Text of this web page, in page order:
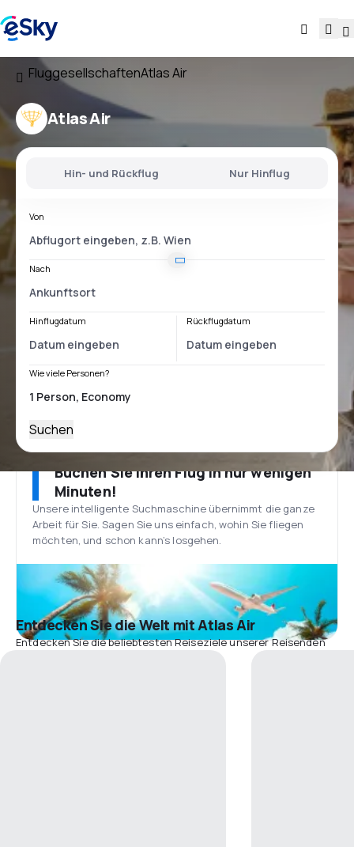
FluggesellschaftenAtlas Air
Atlas Air
Hin- und Rückflug Nur Hinflug
Von
Nach
Hinflugdatum Rückflugdatum
Wie viele Personen?
Suchen
Buchen Sie Ihren Flug in nur wenigen
Minuten!
Unsere intelligente Suchmaschine übernimmt die ganze
Arbeit für Sie. Sagen Sie uns einfach, wohin Sie fliegen
möchten, und schon kann’s losgehen.
Entdecken Sie die Welt mit Atlas Air
Entdecken Sie die beliebtesten Reiseziele unserer Reisenden